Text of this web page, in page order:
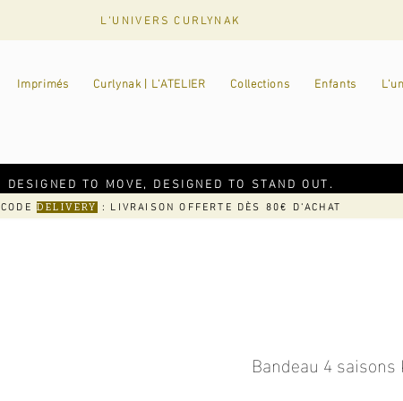
L'UNIVERS CURLYNAK
Imprimés Curlynak | L'ATELIER Collections Enfants
DESIGNED TO MOVE, DESIGNED TO STAND OUT.
CODEDELIVERY : LIVRAISON OFFERTE DÈS 80€ D'ACHAT
Bandeau 4